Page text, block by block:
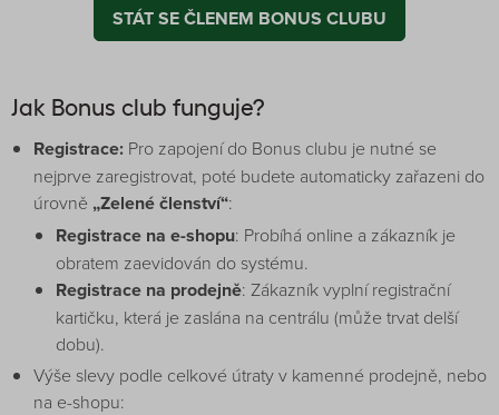
STÁT SE ČLENEM BONUS CLUBU
Jak Bonus club funguje?
Registrace: Pro zapojení do Bonus clubu je nutné se
nejprve zaregistrovat, poté budete automaticky zařazeni do
úrovně „Zelené členství“:
Registrace na e-shopu: Probíhá online a zákazník je
obratem zaevidován do systému.
Registrace na prodejně: Zákazník vyplní registrační
kartičku, která je zaslána na centrálu (může trvat delší
dobu).
Výše slevy podle celkové útraty v kamenné prodejně, nebo
na e-shopu: